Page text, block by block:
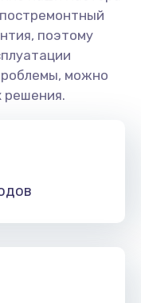
поэтому
можно
решения.